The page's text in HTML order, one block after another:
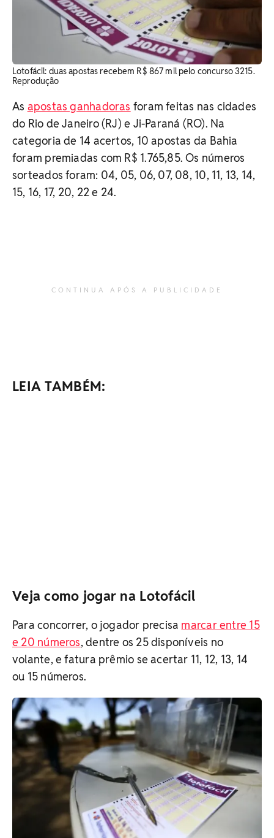
Lotofácil: duas apostas recebem R$ 867 mil pelo concurso 3215.
Reprodução
As apostas ganhadoras foram feitas nas cidades
do Rio de Janeiro (RJ) e Ji-Paraná (RO). Na
categoria de 14 acertos, 10 apostas da Bahia
foram premiadas com R$ 1.765,85. Os números
sorteados foram: 04, 05, 06, 07, 08, 10, 11, 13, 14,
15, 16, 17, 20, 22 e 24.
CONTINUA APÓS A PUBLICIDADE
LEIA TAMBÉM:
Veja como jogar na Lotofácil
Para concorrer, o jogador precisa marcar entre 15
e 20 números, dentre os 25 disponíveis no
volante, e fatura prêmio se acertar 11, 12, 13, 14
ou 15 números.